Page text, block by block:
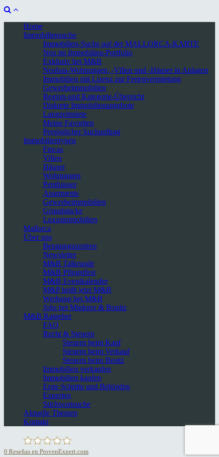
Home
Immobiliensuche
Immobilien-Suche auf der MALLORCA-KARTE
Neu im Immobilien-Portfolio
Exklusiv bei M&B
Neubau-Wohnungen, -Villen und -Häuser in Anlagen
Immobilien mit Lizenz zur Ferienvermietung
Gewerbeimmobilien
Region-und Kategorie-Übersicht
Diskrete Immobilienangebote
Langzeitmiete
Meine Favoriten
Persönlicher Suchauftrag
Immobilientypen
Fincas
Villen
Häuser
Wohnungen
Penthäuser
Apartments
Gewerbeimmobilien
Grundstücke
Luxusimmobilien
Mallorca
Über uns
Beratungszentren
Newsletter
M&B Talkrunde
M&B Pfingstfest
M&B Eventkalender
M&P heißt jetzt M&B
Werbung bei M&B
Jobs bei Minkner & Bonitz
M&B Ratgeber
FAQ
Recht & Steuern
Steuern beim Kauf
Steuern beim Verkauf
Steuern beim Besitz
Immobilien verkaufen
Immobilien kaufen
Erste Schritte und Behörden
Experten
Stichwortsuche
Aktuelle Themen
Kontakt
0 Reseñas en ProvenExpert.com